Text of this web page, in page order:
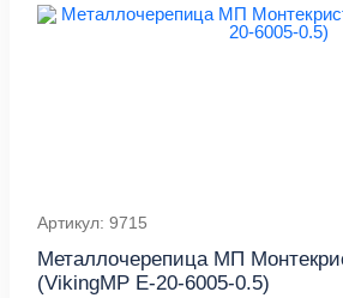
Артикул: 9715
Металлочерепица МП
(VikingMP E-20-6005-0.5)